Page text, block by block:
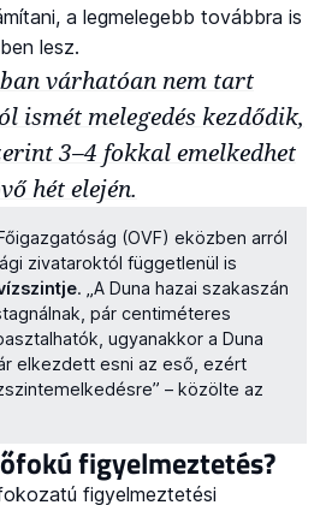
a legmelegebb továbbra is
lesz.
várhatóan nem tart
ismét melegedés kezdődik,
3–4 fokkal emelkedhet
hét elején.
(OVF) eközben arról
zivataroktól függetlenül is
. „A Duna hazai szakaszán
pár centiméteres
ugyanakkor a Duna
elkezdett esni az eső, ezért
– közölte az
figyelmeztetés?
figyelmeztetési